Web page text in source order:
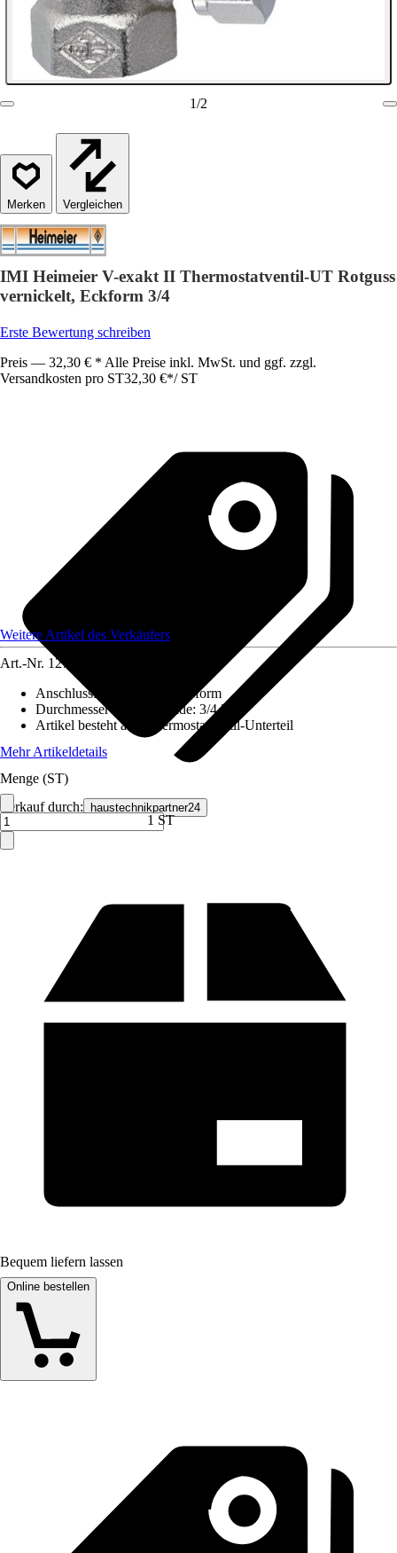
1/2
Vergleichen
IMI Heimeier V-exakt II Thermostatventil-UT Rotguss
vernickelt, Eckform 3/4
Erste Bewertung schreiben
Preis — 32,30 € * Alle Preise inkl. MwSt. und ggf. zzgl.
Versandkosten pro ST32,30 €*/ ST
Verkauf durch: haustechnikpartner24
Weitere Artikel des Verkäufers
Art.-Nr. 12739492
Anschlussform
Durchgangsform
Durchmesser Innengewinde: 3/4 Zoll
Artikel besteht aus
Thermostatventil-Unterteil
Mehr Artikeldetails
Menge (ST)
1 ST
Bequem liefern lassen
Online bestellen